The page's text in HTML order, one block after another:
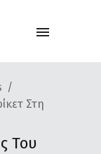
Στη
Του